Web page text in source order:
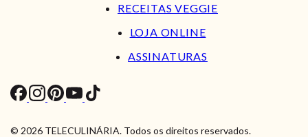
RECEITAS VEGGIE
LOJA ONLINE
ASSINATURAS
© 2026 TELECULINÁRIA. Todos os direitos reservados.